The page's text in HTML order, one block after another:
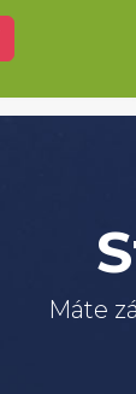
Máte